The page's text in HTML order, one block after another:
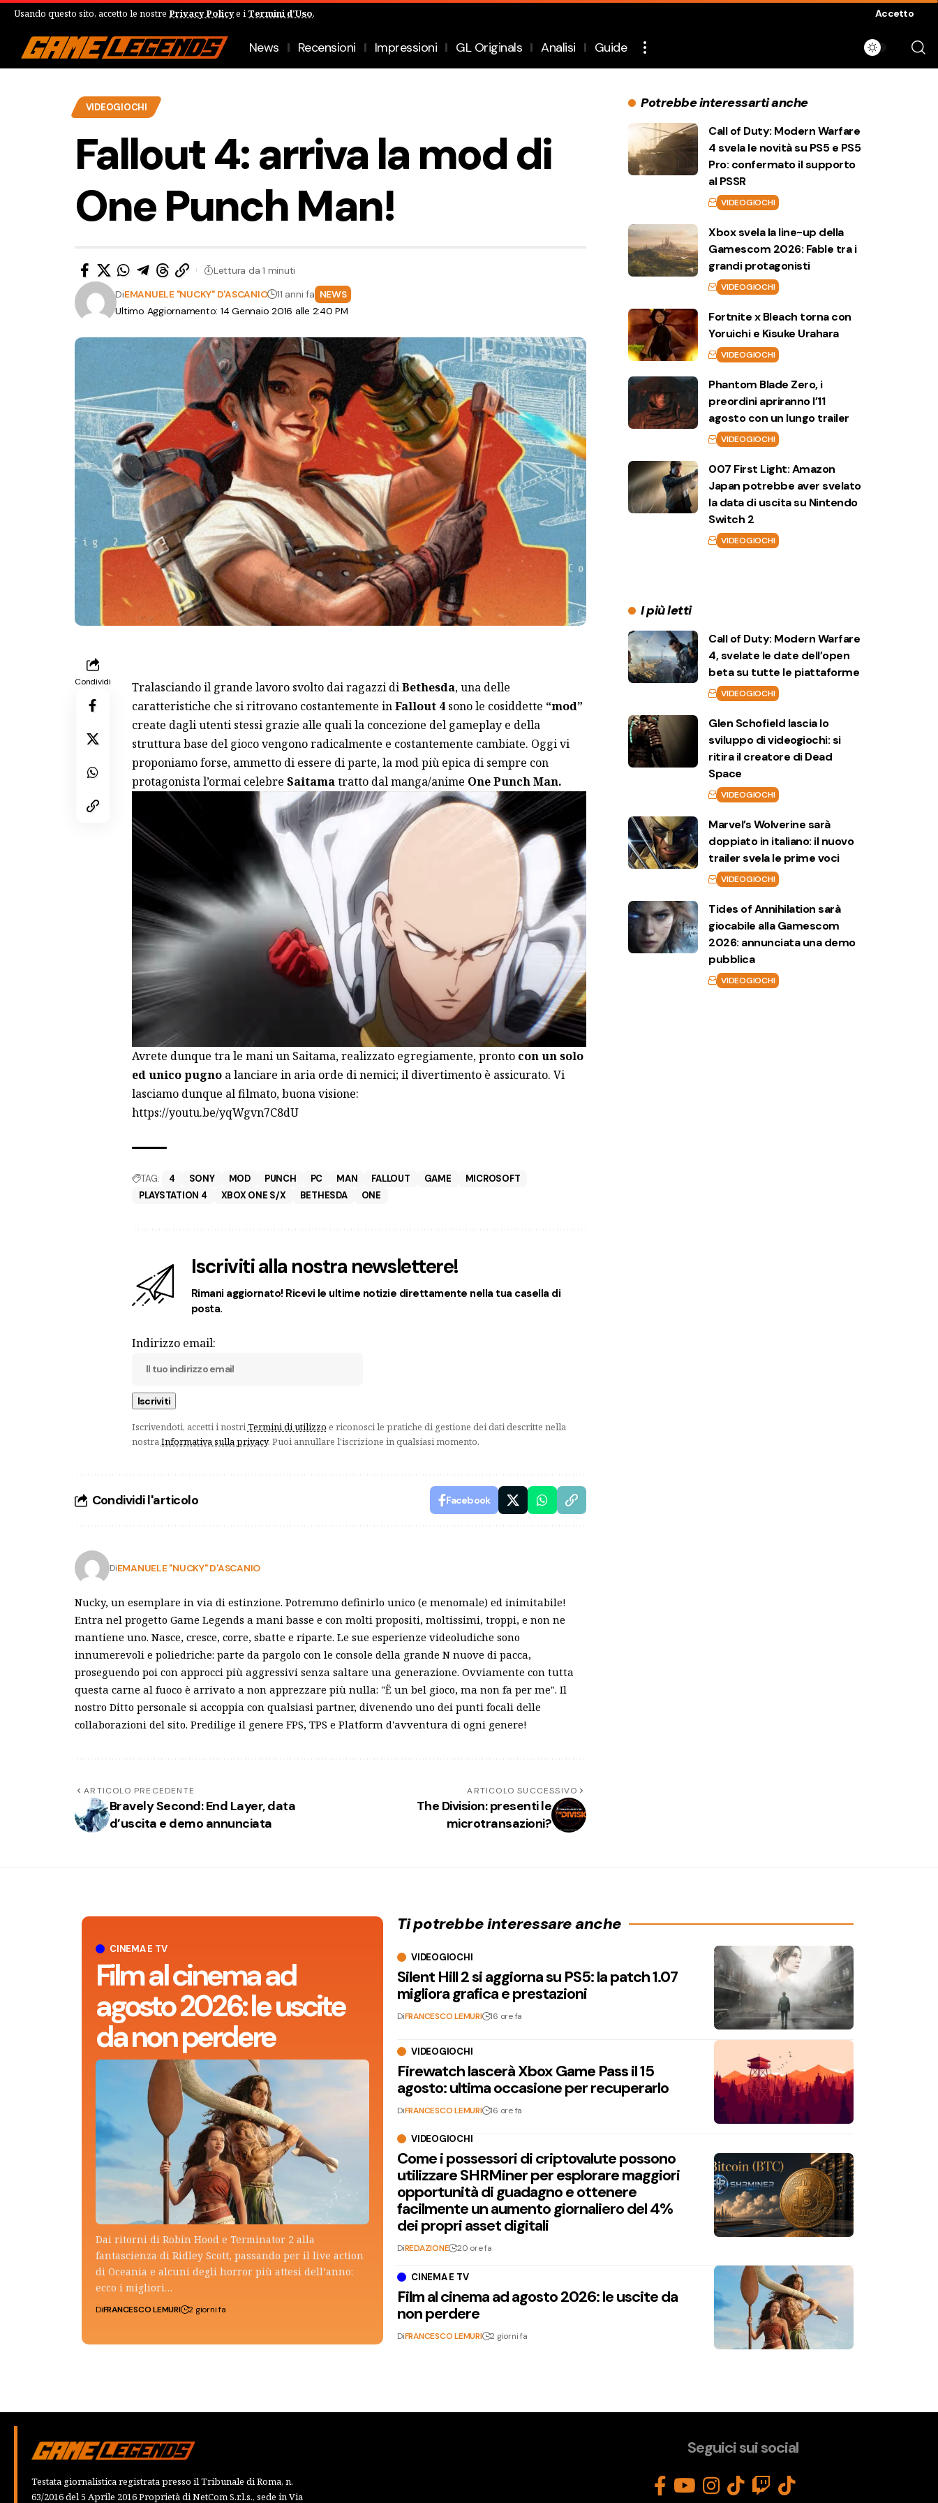
Usando questo sito, accetto le nostre Privacy Policye i Termini d'Uso. Accetto
News Recensioni Impressioni GL Originals Analisi Guide
VIDEOGIOCHI
Fallout 4: arriva la mod di
One Punch Man!
Ultimo Aggiornamento: 14 Gennaio 2016 alle 2:40 PM
DiEMANUELE "NUCKY" D'ASCANIO 11 anni fa NEWS
Lettura da 1 minuti
Condividi Tralasciando il grande lavoro svolto dai ragazzi diBethesda, una delle
caratteristiche che si ritrovano costantemente inFallout 4sono le cosiddette “mod”
create dagli utenti stessi grazie alle quali la concezione del gameplay e della
struttura base del gioco vengono radicalmente e costantemente cambiate. Oggi vi
proponiamo forse, ammetto di essere di parte, la mod più epica di sempre con
protagonista l’ormai celebre Saitamatratto dal manga/anime One Punch Man.
Avrete dunque tra le mani un Saitama, realizzato egregiamente, prontocon un solo
ed unico pugnoa lanciare in aria orde di nemici; il divertimento è assicurato. Vi
lasciamo dunque al filmato, buona visione:
https://youtu.be/yqWgvn7C8dU
TAG: 4 SONY MOD PUNCH PC MAN FALLOUT GAME
MICROSOFT
PLAYSTATION 4
XBOX ONE S/X BETHESDA ONE
Iscriviti alla nostra newslettere!
Rimani aggiornato! Ricevi le ultime notizie direttamente nella tua casella di
posta.
Indirizzo email:
Iscrivendoti, accetti i nostriTermini di utilizzo e riconosci le pratiche di gestione dei dati descritte nella
nostraInformativa sulla privacy. Puoi annullare l'iscrizione in qualsiasi momento.
Condividi l'articolo Facebook
DiEMANUELE "NUCKY" D'ASCANIO
Nucky, un esemplare in via di estinzione. Potremmo definirlo unico (e menomale) ed inimitabile!
Entra nel progetto Game Legends a mani basse e con molti propositi, moltissimi, troppi, e non ne
mantiene uno. Nasce, cresce, corre, sbatte e riparte. Le sue esperienze videoludiche sono
innumerevoli e poliedriche: parte da pargolo con le console della grande N nuove di pacca,
proseguendo poi con approcci più aggressivi senza saltare una generazione. Ovviamente con tutta
questa carne al fuoco è arrivato a non apprezzare più nulla: "Ë un bel gioco, ma non fa per me". Il
nostro Ditto personale si accoppia con qualsiasi partner, divenendo uno dei punti focali delle
collaborazioni del sito. Predilige il genere FPS, TPS e Platform d'avventura di ogni genere!
ARTICOLO PRECEDENTE
Bravely Second: End Layer, data
d’uscita e demo annunciata
ARTICOLO SUCCESSIVO
The Division: presenti le
microtransazioni?
Potrebbe interessarti anche
Call of Duty: Modern Warfare
4 svela le novità su PS5 e PS5
Pro: confermato il supporto
al PSSR
VIDEOGIOCHI
Xbox svela la line-up della
Gamescom 2026: Fable tra i
grandi protagonisti
VIDEOGIOCHI
Fortnite x Bleach torna con
Yoruichi e Kisuke Urahara
VIDEOGIOCHI
Phantom Blade Zero, i
preordini apriranno l’11
agosto con un lungo trailer
VIDEOGIOCHI
007 First Light: Amazon
Japan potrebbe aver svelato
la data di uscita su Nintendo
Switch 2
VIDEOGIOCHI
I più letti
Call of Duty: Modern Warfare
4, svelate le date dell’open
beta su tutte le piattaforme
VIDEOGIOCHI
Glen Schofield lascia lo
sviluppo di videogiochi: si
ritira il creatore di Dead
Space
VIDEOGIOCHI
Marvel’s Wolverine sarà
doppiato in italiano: il nuovo
trailer svela le prime voci
VIDEOGIOCHI
Tides of Annihilation sarà
giocabile alla Gamescom
2026: annunciata una demo
pubblica
VIDEOGIOCHI
CINEMA E TV
Film al cinema ad
agosto 2026: le uscite
da non perdere
Dai ritorni di Robin Hood e Terminator 2 alla
fantascienza di Ridley Scott, passando per il live action
di Oceania e alcuni degli horror più attesi dell’anno:
ecco i migliori…
DiFRANCESCO LEMURI 2 giorni fa
Ti potrebbe interessare anche
VIDEOGIOCHI
Silent Hill 2 si aggiorna su PS5: la patch 1.07
migliora grafica e prestazioni
DiFRANCESCO LEMURI 16 ore fa
VIDEOGIOCHI
Firewatch lascerà Xbox Game Pass il 15
agosto: ultima occasione per recuperarlo
DiFRANCESCO LEMURI 16 ore fa
VIDEOGIOCHI
Come i possessori di criptovalute possono
utilizzare SHRMiner per esplorare maggiori
opportunità di guadagno e ottenere
facilmente un aumento giornaliero del 4%
dei propri asset digitali
DiREDAZIONE 20 ore fa
CINEMA E TV
Film al cinema ad agosto 2026: le uscite da
non perdere
DiFRANCESCO LEMURI 2 giorni fa
Testata giornalistica registrata presso il Tribunale di Roma, n.
63/2016 del 5 Aprile 2016 Proprietà di NetCom S.r.l.s., sede in Via
Seguici sui social